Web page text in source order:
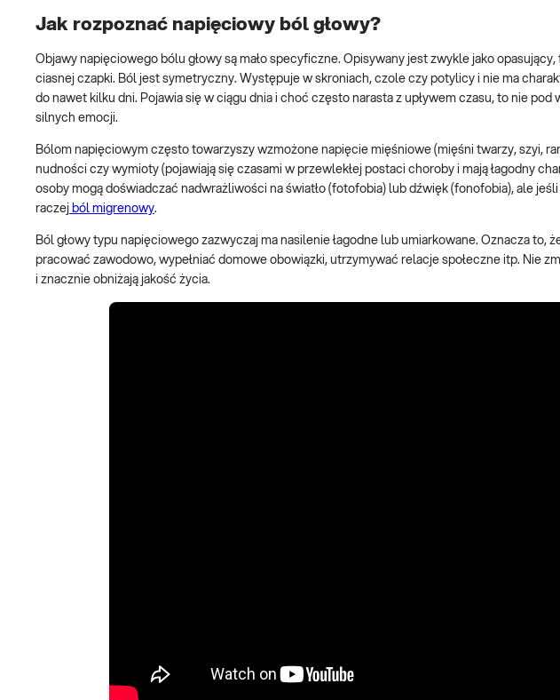
Jak rozpoznać napięciowy ból głowy?
Objawy napięciowego bólu głowy są mało specyficzne. Opisywany jest zwykle jako
ciasnej czapki. Ból jest symetryczny. Występuje w skroniach, czole czy potylicy i nie ma
do nawet kilku dni. Pojawia się w ciągu dnia i choć często narasta z upływem czasu, to nie
silnych emocji.
Bólom napięciowym często towarzyszy wzmożone napięcie mięśniowe (mięśni twarzy, szyi,
nudności czy wymioty (pojawiają się czasami w przewlekłej postaci choroby i mają łagodny
osoby mogą doświadczać nadwrażliwości na światło (fotofobia) lub dźwięk (fonofobia), ale
raczej ból migrenowy.
Ból głowy typu napięciowego zazwyczaj ma nasilenie łagodne lub umiarkowane. Oznacza to,
pracować zawodowo, wypełniać domowe obowiązki, utrzymywać relacje społeczne itp. Nie
i znacznie obniżają jakość życia.